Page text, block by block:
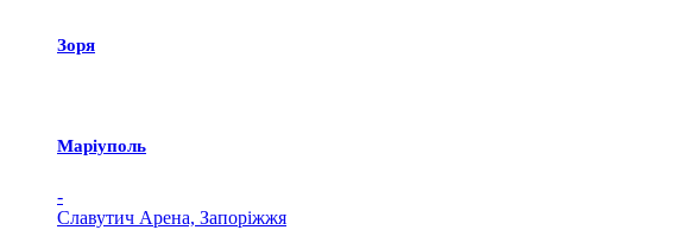
Зоря
Маріуполь
-
Славутич Арена, Запоріжжя